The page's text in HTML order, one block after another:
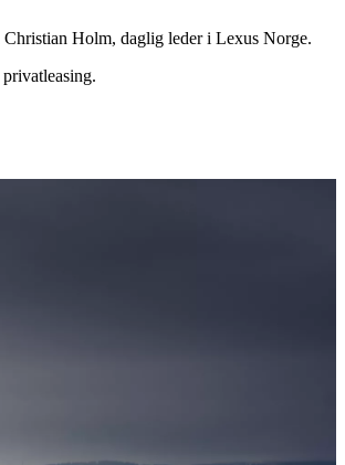
Christian Holm, daglig leder i Lexus Norge.